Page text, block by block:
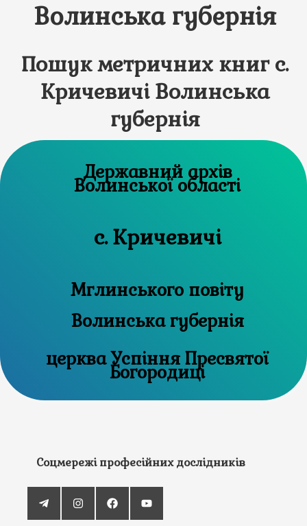
Волинська губернія
Пошук метричних книг с.
Кричевичі Волинська
губернія
Державний архів
Волинської області
с. Кричевичі
Мглинського повіту
Волинська губернія
церква Успіння Пресвятої
Богородиці
Соцмережі професійних дослідників